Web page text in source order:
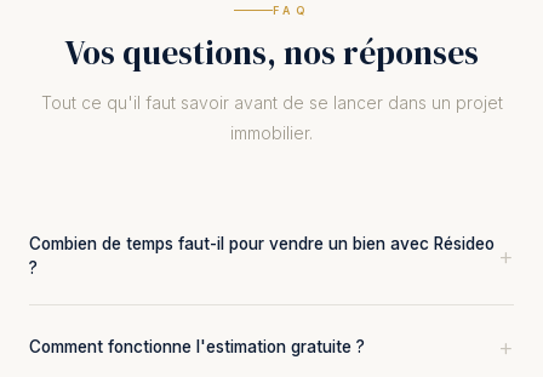
FAQ
Vos questions, nos réponses
Tout ce qu'il faut savoir avant de se lancer dans un projet
immobilier.
Combien de temps faut-il pour vendre un bien avec Résideo
?
dépend du type de bien, de sa localisation et du prix. Notre
Comment fonctionne l'estimation gratuite ?